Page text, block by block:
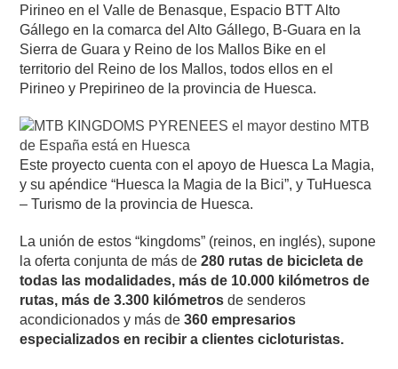
Pirineo en el Valle de Benasque, Espacio BTT Alto
Gállego en la comarca del Alto Gállego, B-Guara en la
Sierra de Guara y Reino de los Mallos Bike en el
territorio del Reino de los Mallos, todos ellos en el
Pirineo y Prepirineo de la provincia de Huesca.
Este proyecto cuenta con el apoyo de Huesca La Magia,
y su apéndice “Huesca la Magia de la Bici”, y TuHuesca
– Turismo de la provincia de Huesca.
La unión de estos “kingdoms” (reinos, en inglés), supone
la oferta conjunta de más de 280 rutas de bicicleta de
todas las modalidades, más de 10.000 kilómetros de
rutas, más de 3.300 kilómetrosde senderos
acondicionados y más de360 empresarios
especializados en recibir a clientes cicloturistas.